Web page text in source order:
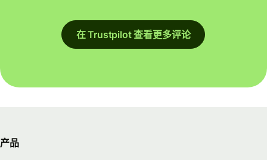
在 Trustpilot 查看更多评论
产品